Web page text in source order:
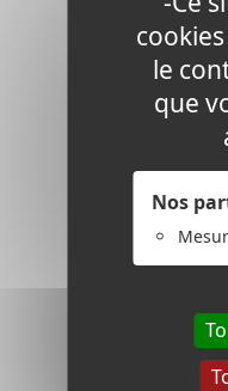
le
que
Nos